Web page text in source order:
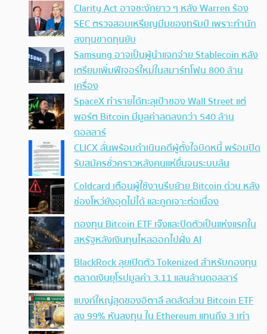
Clarity Act อาจชะงักยาว ๆ หลัง Warren ร้อง
SEC ตรวจสอบเหรียญมีมของทรัมป์ เพราะทำนัก
ลงทุนขาดทุนยับ
Samsung อาจเป็นผู้นำแจกจ่าย Stablecoin หลัง
เตรียมเพิ่มฟีเจอร์ใหม่ในสมาร์ทโฟน 800 ล้าน
เครื่อง
SpaceX ทำรายได้ทะลุเป้าของ Wall Street แต่
พอร์ต Bitcoin มีมูลค่าลดลงกว่า 540 ล้าน
ดอลลาร์
CLICX ลั่นพร้อมดำเนินคดีผู้ตั้งใจบิดหนี้ พร้อมปิด
รับสมัครชั่วคราวหลังคนแห่ยื่นจนระบบล้น
Coldcard เตือนผู้ใช้งานรีบย้าย Bitcoin ด่วน หลัง
ช่องโหว่ยังอุดไม่ได้ และถูกเจาะต่อเนื่อง
กองทุน Bitcoin ETF เจ๊งและปิดตัวเป็นแห่งแรกใน
สหรัฐหลังเงินทุนไหลออกไปฝั่ง AI
BlackRock ลุยเปิดตัว Tokenized สำหรับกองทุน
ตลาดเงินยุโรปมูลค่า 3.11 แสนล้านดอลลาร์
แบงก์ใหญ่สุดของอิตาลี ลดสัดส่วน Bitcoin ETF
ลง 99% หันลงทุน ใน Ethereum แทนถึง 3 เท่า